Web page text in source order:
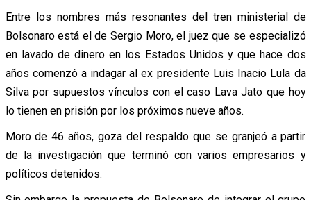
Entre los nombres más resonantes del tren ministerial de
Bolsonaro está el de Sergio Moro, el juez que se especializó
en lavado de dinero en los Estados Unidos y que hace dos
años comenzó a indagar al ex presidente Luis Inacio Lula da
Silva por supuestos vínculos con el caso Lava Jato que hoy
lo tienen en prisión por los próximos nueve años.
Moro de 46 años, goza del respaldo que se granjeó a partir
de la investigación que terminó con varios empresarios y
políticos detenidos.